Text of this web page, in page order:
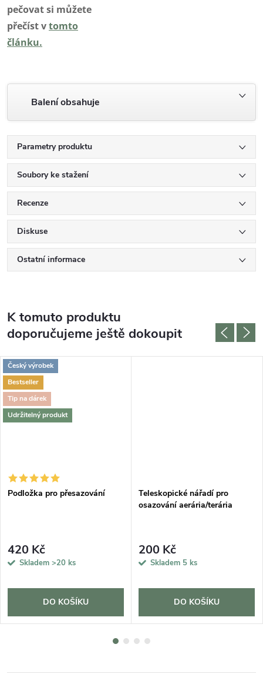
pečovat si můžete
přečíst vtomto
článku.
Balení obsahuje
Parametry produktu
Soubory ke stažení
Recenze
Diskuse
Ostatní informace
K tomuto produktu
doporučujeme ještě dokoupit
Český výrobek
Bestseller
Tip na dárek
Udržitelný produkt
Podložka pro přesazování
420 Kč
Skladem >20 ks
DO KOŠÍKU
Teleskopické nářadí pro
osazování aerária/terária
200 Kč
Skladem 5 ks
DO KOŠÍKU